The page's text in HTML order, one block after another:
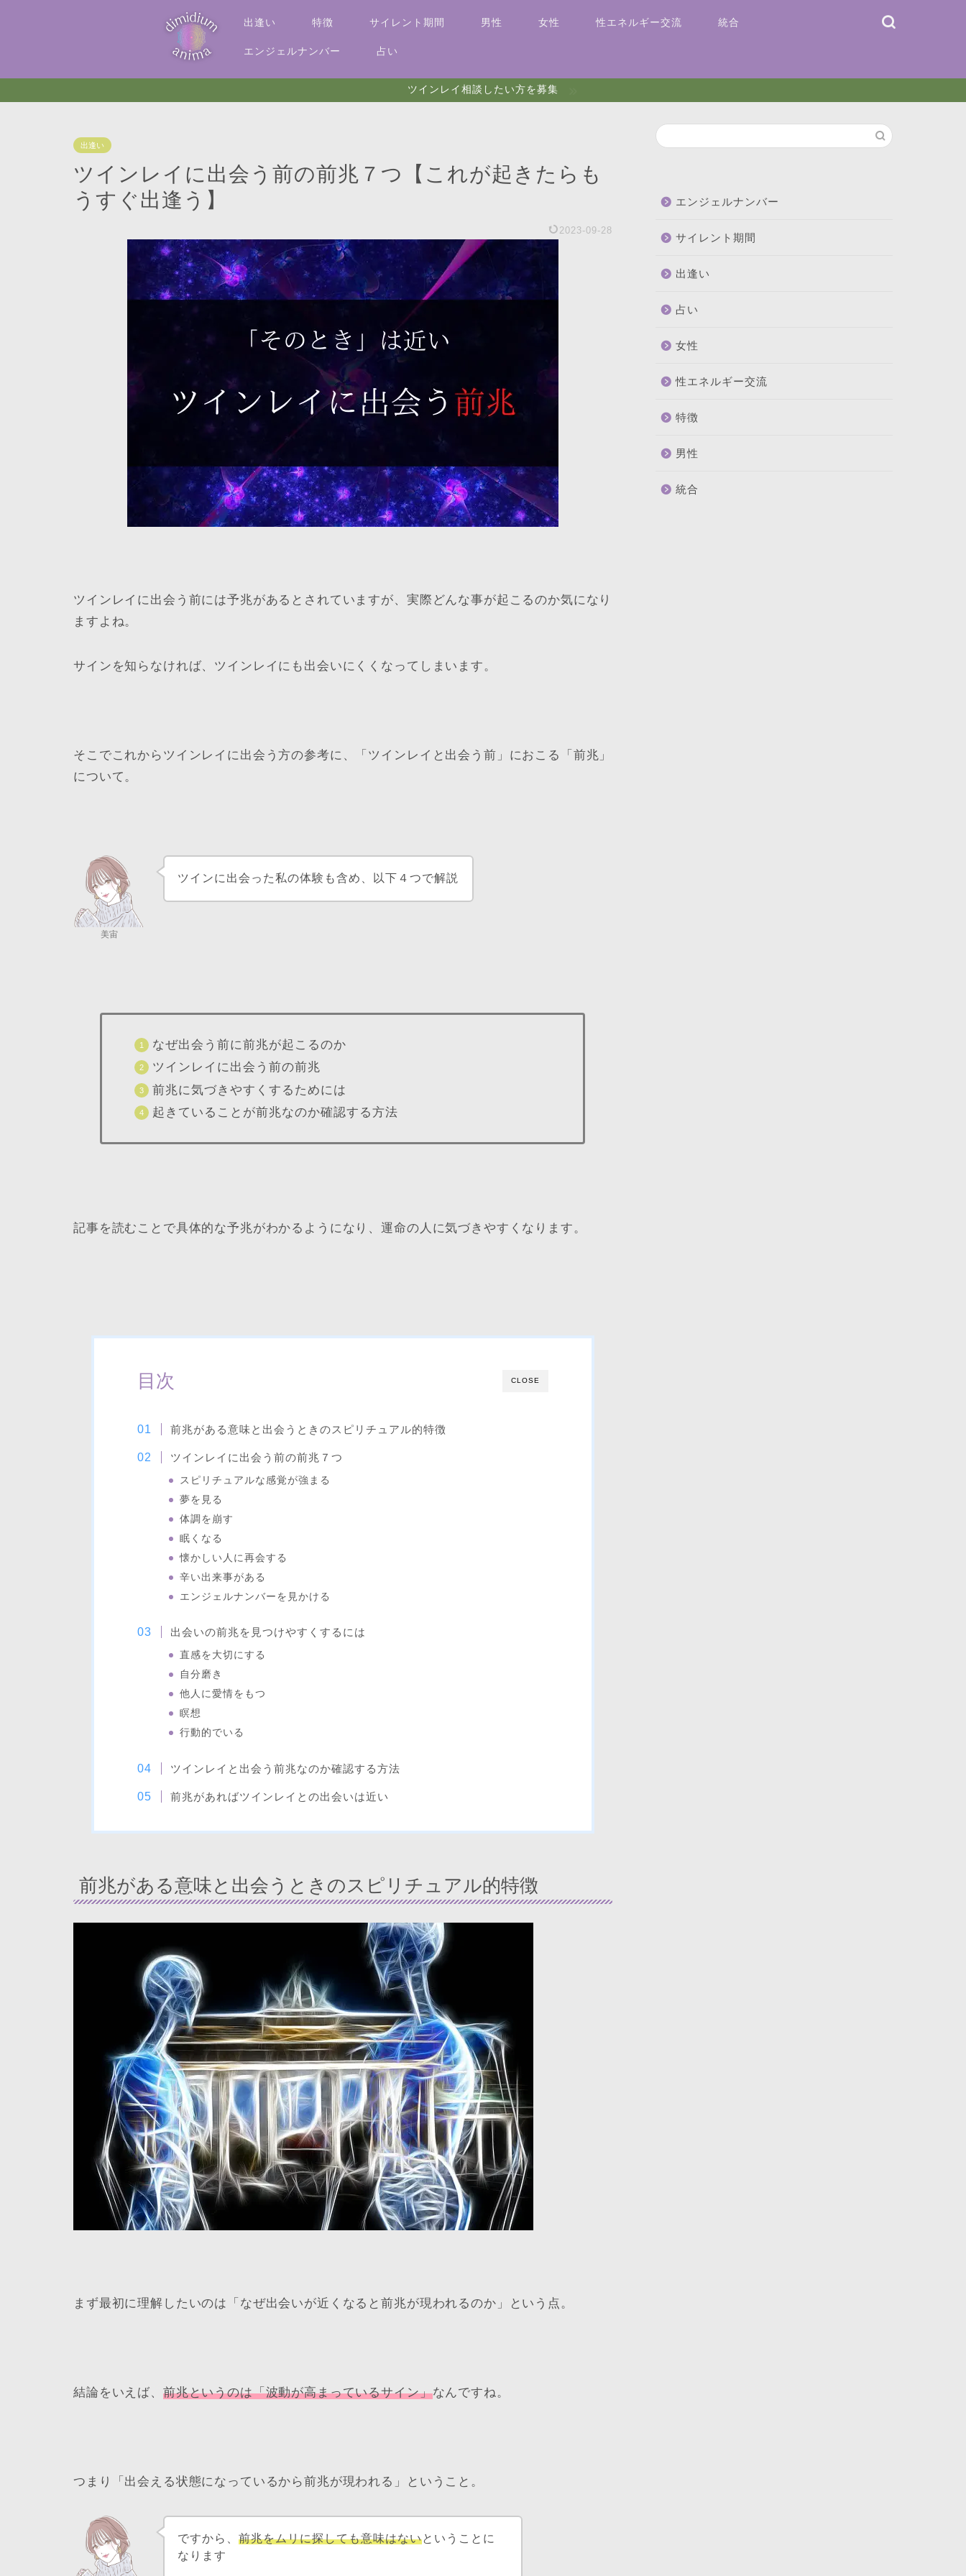
出逢い 特徴 サイレント期間 男性 女性 性エネルギー交流 統合
エンジェルナンバー 占い
ツインレイ相談したい方を募集
出逢い
ツインレイに出会う前の前兆７つ【これが起きたらも
うすぐ出逢う】
2023-09-28
ツインレイに出会う前には予兆があるとされていますが、実際どんな事が起こるのか気になり
ますよね。
サインを知らなければ、ツインレイにも出会いにくくなってしまいます。
そこでこれからツインレイに出会う方の参考に、「 ツインレイ と 出会う前 」におこる「 前兆 」
について。
美宙
ツインに出会った私の体験も含め、以下４つで解説
なぜ出会う前に前兆が起こるのか
ツインレイに出会う前の前兆
前兆に気づきやすくするためには
起きていることが前兆なのか確認する方法
記事を読むことで具体的な予兆がわかるようになり、運命の人に気づきやすくなります。
CLOSE
目次
前兆がある意味と出会うときのスピリチュアル的特徴
ツインレイに出会う前の前兆７つ
スピリチュアルな感覚が強まる
夢を見る
体調を崩す
眠くなる
懐かしい人に再会する
辛い出来事がある
エンジェルナンバーを見かける
出会いの前兆を見つけやすくするには
直感を大切にする
自分磨き
他人に愛情をもつ
瞑想
行動的でいる
ツインレイと出会う前兆なのか確認する方法
前兆があればツインレイとの出会いは近い
前兆がある意味と出会うときのスピリチュアル的特徴
まず最初に理解したいのは「なぜ出会いが近くなると前兆が現われるのか」という点。
結論をいえば、 前兆というのは「波動が高まっているサイン」なんですね。
つまり「出会える状態になっているから前兆が現われる」ということ。
ですから、前兆をムリに探しても意味はないということに
なります
エンジェルナンバー
サイレント期間
出逢い
占い
女性
性エネルギー交流
特徴
男性
統合